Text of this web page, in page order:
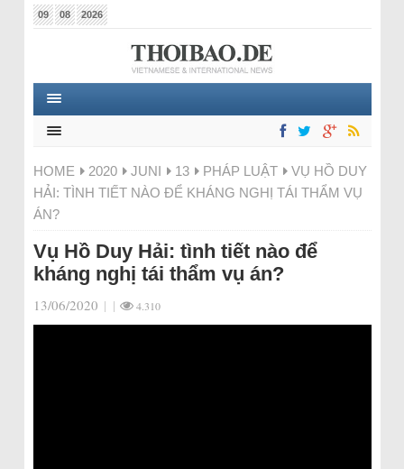
09 08 2026
HOME 2020 JUNI 13 PHÁP LUẬT
VỤ HỒ DUY
HẢI: TÌNH TIẾT NÀO ĐỂ KHÁNG NGHỊ TÁI THẨM VỤ
ÁN?
Vụ Hồ Duy Hải: tình tiết nào để
kháng nghị tái thẩm vụ án?
13/06/2020 | | 4.310